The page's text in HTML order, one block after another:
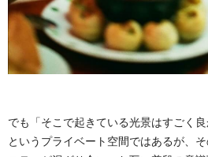
でも「そこで起きている光景はすごく
というプライベート空間ではあるが、